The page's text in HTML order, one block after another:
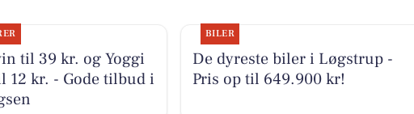
til 39 kr. og Yoggi
12 kr. - Gode tilbud i
BILER
De dyreste biler i Løgstrup -
Pris op til 649.900 kr!